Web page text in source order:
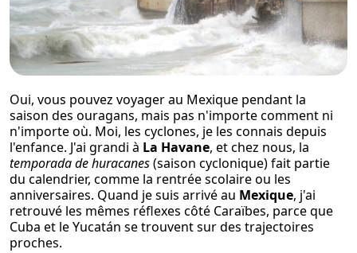
Oui, vous pouvez voyager au Mexique pendant la
saison des ouragans, mais pas n'importe comment ni
n'importe où. Moi, les cyclones, je les connais depuis
l'enfance. J'ai grandi à La Havane, et chez nous, la
temporada de huracanes(saison cyclonique) fait partie
du calendrier, comme la rentrée scolaire ou les
anniversaires. Quand je suis arrivé au Mexique, j'ai
retrouvé les mêmes réflexes côté Caraïbes, parce que
Cuba et le Yucatán se trouvent sur des trajectoires
proches.